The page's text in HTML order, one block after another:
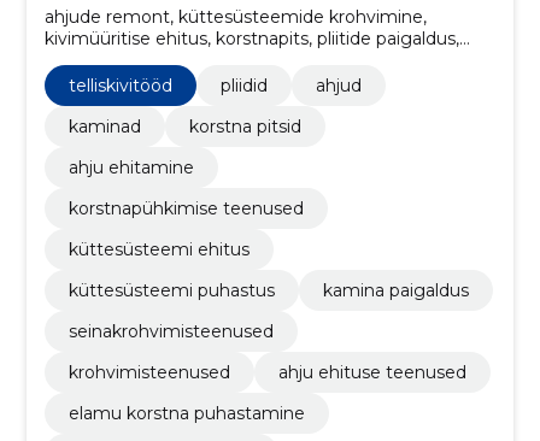
ahjude remont, küttesüsteemide krohvimine,
kivimüüritise ehitus, korstnapits, pliitide paigaldus,
kaminate renoveerimine, kaminate remont
telliskivitööd pliidid
ahjud
kaminad
korstna pitsid
ahju ehitamine
korstnapühkimise teenused
küttesüsteemi ehitus
küttesüsteemi puhastus
kamina paigaldus
seinakrohvimisteenused
krohvimisteenused
ahju ehituse teenused
elamu korstna puhastamine